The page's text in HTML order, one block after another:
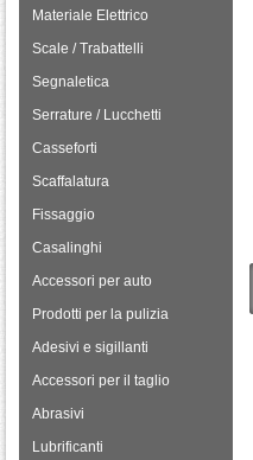
Materiale Elettrico
Scale / Trabattelli
Segnaletica
Serrature / Lucchetti
Casseforti
Scaffalatura
Fissaggio
Casalinghi
Accessori per auto
Prodotti per la pulizia
Adesivi e sigillanti
Accessori per il taglio
Abrasivi
Lubrificanti